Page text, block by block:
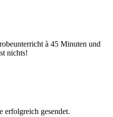
à 45 Minuten und
nichts!
erfolgreich gesendet.